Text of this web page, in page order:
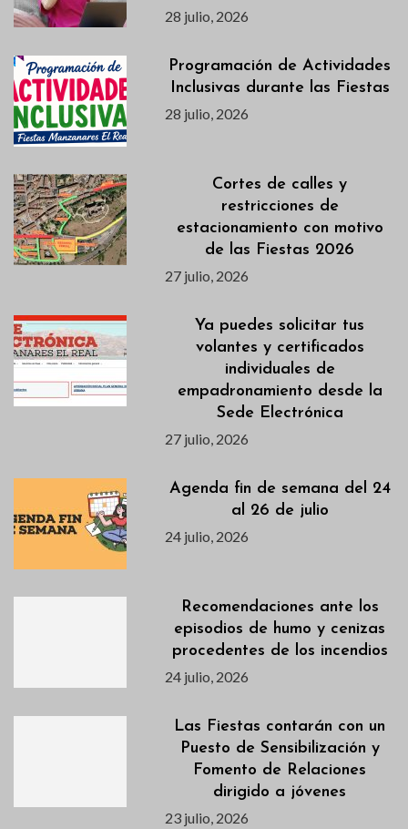
28 julio, 2026
Programación de Actividades
Inclusivas durante las Fiestas
28 julio, 2026
Cortes de calles y
restricciones de
estacionamiento con motivo
de las Fiestas 2026
27 julio, 2026
Ya puedes solicitar tus
volantes y certificados
individuales de
empadronamiento desde la
Sede Electrónica
27 julio, 2026
Agenda fin de semana del 24
al 26 de julio
24 julio, 2026
Recomendaciones ante los
episodios de humo y cenizas
procedentes de los incendios
24 julio, 2026
Las Fiestas contarán con un
Puesto de Sensibilización y
Fomento de Relaciones
dirigido a jóvenes
23 julio, 2026